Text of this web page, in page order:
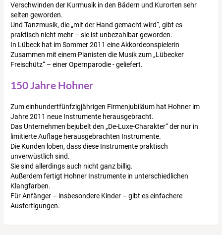
Verschwinden der Kurmusik in den Bädern und Kurorten sehr
selten geworden.
Und Tanzmusik, die „mit der Hand gemacht wird“, gibt es
praktisch nicht mehr – sie ist unbezahlbar geworden.
In Lübeck hat im Sommer 2011 eine Akkordeonspielerin
Zusammen mit einem Pianisten die Musik zum „Lübecker
Freischütz“ – einer Opernparodie - geliefert.
150 Jahre Hohner
Zum einhundertfünfzigjährigen Firmenjubiläum hat Hohner im
Jahre 2011 neue Instrumente herausgebracht.
Das Unternehmen bejubelt den „De-Luxe-Charakter“ der nur in
limitierte Auflage herausgebrachten Instrumente.
Die Kunden loben, dass diese Instrumente praktisch
unverwüstlich sind.
Sie sind allerdings auch nicht ganz billig.
Außerdem fertigt Hohner Instrumente in unterschiedlichen
Klangfarben.
Für Anfänger – insbesondere Kinder – gibt es einfachere
Ausfertigungen.